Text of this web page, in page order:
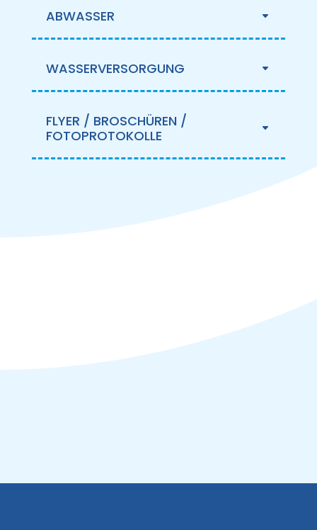
ABWASSER
WASSERVERSORGUNG
FLYER / BROSCHÜREN /
FOTOPROTOKOLLE